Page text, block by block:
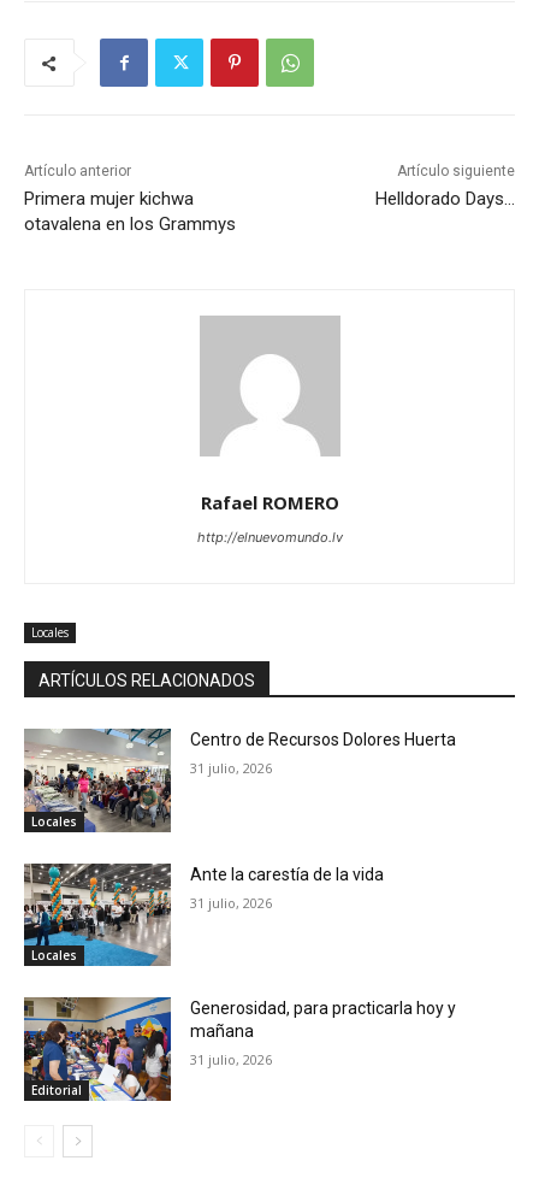
Artículo anterior
Primera mujer kichwa
otavalena en los Grammys
Artículo siguiente
Helldorado Days…
Rafael ROMERO
http://elnuevomundo.lv
Locales
ARTÍCULOS RELACIONADOS
Locales
Centro de Recursos Dolores Huerta
31 julio, 2026
Locales
Ante la carestía de la vida
31 julio, 2026
Editorial
Generosidad, para practicarla hoy y
mañana
31 julio, 2026